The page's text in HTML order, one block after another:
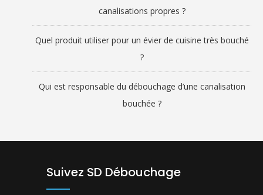
canalisations propres ?
Quel produit utiliser pour un évier de cuisine très bouché
?
Qui est responsable du débouchage d’une canalisation
bouchée ?
Suivez SD Débouchage